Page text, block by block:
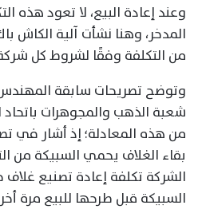
وعند إعادة البيع، لا تعود هذه
المدخر، وهنا نشأت آلية الكاش
من التكلفة وفقًا لشروط كل
وتوضح تصريحات سابقة
شعبة الذهب والمجوهرات باتحاد
من هذه المعادلة؛ إذ أشار في
بقاء الغلاف يحمي السبيكة من
الشركة تكلفة إعادة تصنيع
السبيكة قبل طرحها للبيع مرة